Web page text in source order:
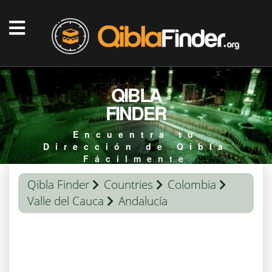
QIBLA
FINDER
Encuentra tu
Dirección de Qibla
Fácilmente
Qibla Finder Countries
Colombia
Valle del Cauca
Andalucía